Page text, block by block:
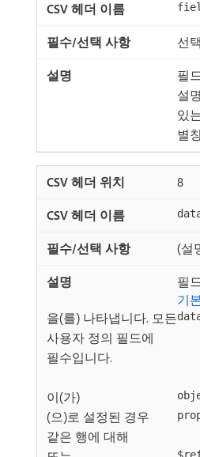
선
필
설
있
별
8
(설
필
기
을(를) 나타냅니다. 모든
사용자 정의 필드에
필수입니다.
이(가)
(으)로 설정된 경우
같은 행에 대해